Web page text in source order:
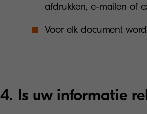
afdrukken, e-mailen of
Voor elk document
4. Is uw informatie